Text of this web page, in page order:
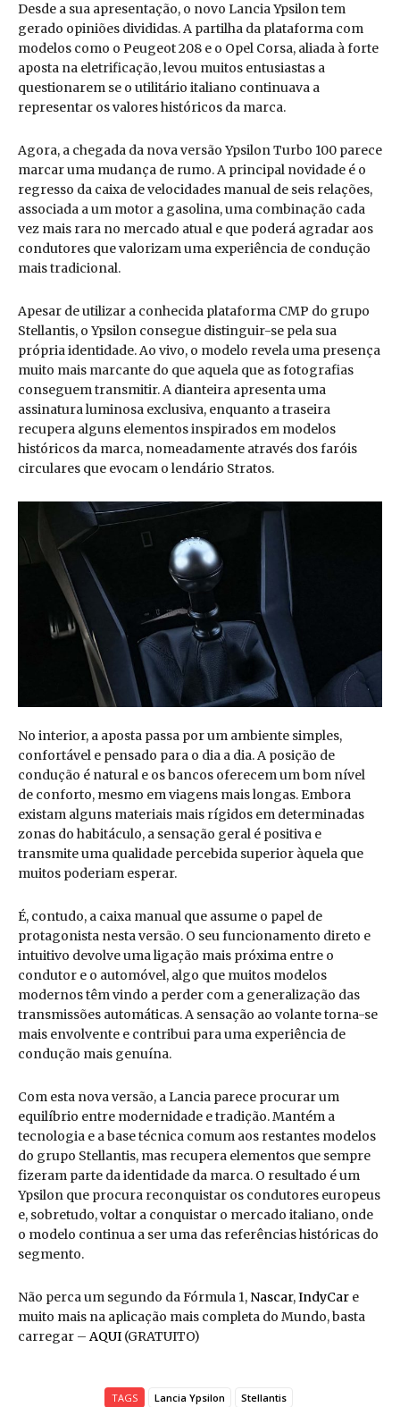
Desde a sua apresentação, o novo Lancia Ypsilon tem
gerado opiniões divididas. A partilha da plataforma com
modelos como o Peugeot 208 e o Opel Corsa, aliada à forte
aposta na eletrificação, levou muitos entusiastas a
questionarem se o utilitário italiano continuava a
representar os valores históricos da marca.
Agora, a chegada da nova versão Ypsilon Turbo 100 parece
marcar uma mudança de rumo. A principal novidade é o
regresso da caixa de velocidades manual de seis relações,
associada a um motor a gasolina, uma combinação cada
vez mais rara no mercado atual e que poderá agradar aos
condutores que valorizam uma experiência de condução
mais tradicional.
Apesar de utilizar a conhecida plataforma CMP do grupo
Stellantis, o Ypsilon consegue distinguir-se pela sua
própria identidade. Ao vivo, o modelo revela uma presença
muito mais marcante do que aquela que as fotografias
conseguem transmitir. A dianteira apresenta uma
assinatura luminosa exclusiva, enquanto a traseira
recupera alguns elementos inspirados em modelos
históricos da marca, nomeadamente através dos faróis
circulares que evocam o lendário Stratos.
No interior, a aposta passa por um ambiente simples,
confortável e pensado para o dia a dia. A posição de
condução é natural e os bancos oferecem um bom nível
de conforto, mesmo em viagens mais longas. Embora
existam alguns materiais mais rígidos em determinadas
zonas do habitáculo, a sensação geral é positiva e
transmite uma qualidade percebida superior àquela que
muitos poderiam esperar.
É, contudo, a caixa manual que assume o papel de
protagonista nesta versão. O seu funcionamento direto e
intuitivo devolve uma ligação mais próxima entre o
condutor e o automóvel, algo que muitos modelos
modernos têm vindo a perder com a generalização das
transmissões automáticas. A sensação ao volante torna-se
mais envolvente e contribui para uma experiência de
condução mais genuína.
Com esta nova versão, a Lancia parece procurar um
equilíbrio entre modernidade e tradição. Mantém a
tecnologia e a base técnica comum aos restantes modelos
do grupo Stellantis, mas recupera elementos que sempre
fizeram parte da identidade da marca. O resultado é um
Ypsilon que procura reconquistar os condutores europeus
e, sobretudo, voltar a conquistar o mercado italiano, onde
o modelo continua a ser uma das referências históricas do
segmento.
Não perca um segundo da Fórmula 1, Nascar,IndyCar e
muito mais na aplicação mais completa do Mundo, basta
carregar – AQUI (GRATUITO)
TAGS Lancia Ypsilon Stellantis